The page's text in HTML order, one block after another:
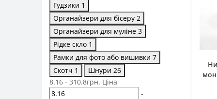
Гудзики 1
Органайзери для бісеру 2
Органайзери для муліне 3
Рідке скло 1
Рамки для фото або вишивки 7
Скотч 1 Шнури 26
8.16 - 310.8грн. Ціна
-